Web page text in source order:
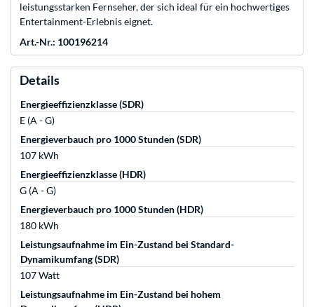
leistungsstarken Fernseher, der sich ideal für ein hochwertiges
Entertainment-Erlebnis eignet.
Art.-Nr.: 100196214
Details
Energieeffizienzklasse (SDR)
E (A - G)
Energieverbauch pro 1000 Stunden (SDR)
107 kWh
Energieeffizienzklasse (HDR)
G (A - G)
Energieverbauch pro 1000 Stunden (HDR)
180 kWh
Leistungsaufnahme im Ein-Zustand bei Standard-
Dynamikumfang (SDR)
107 Watt
Leistungsaufnahme im Ein-Zustand bei hohem